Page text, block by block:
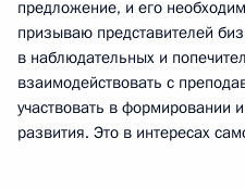
предложение, и его
призываю представителей
в наблюдательных и
взаимодействовать с
участвовать в формировании
развития. Это в интересах